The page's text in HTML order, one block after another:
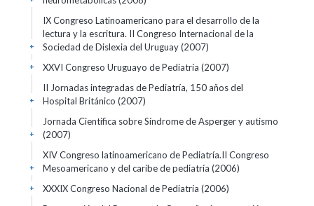
IX Congreso Latinoamericano para el desarrollo de la
lectura y la escritura. II Congreso Internacional de la
Sociedad de Dislexia del Uruguay(2007)
+
XXVI Congreso Uruguayo de Pediatría (2007)
+
II Jornadas integradas de Pediatría, 150 años del
Hospital Británico (2007)
+
Jornada Científica sobre Síndrome de Asperger y autismo
(2007)
+
XIV Congreso latinoamericano de Pediatría.II Congreso
Mesoamericano y del caribe de pediatría (2006)
+
XXXIX Congreso Nacional de Pediatría (2006)
+